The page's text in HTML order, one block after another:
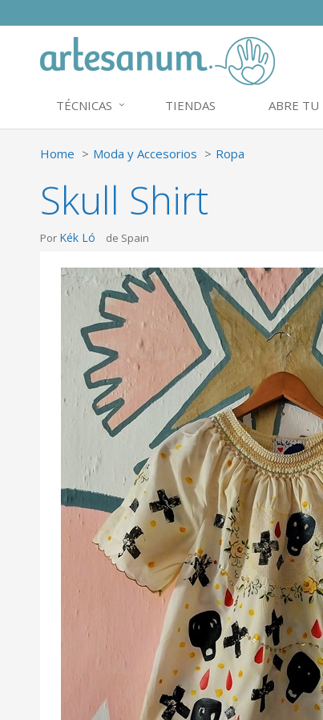
TÉCNICAS TIENDAS ABRE TU
Home Moda y Accesorios Ropa
Skull Shirt
Por Kék Ló de Spain